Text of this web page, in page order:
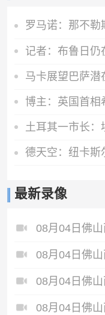
记者：布鲁日仍
最新录像